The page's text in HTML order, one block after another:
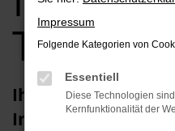
Top-
Ihren VW Passat
Ingolstadt erhalten
Impressum
Folgende Kategorien von
Essentiell
Diese Technologien
Kernfunktionalität der